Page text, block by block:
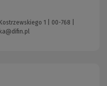
1 | 00-768 |